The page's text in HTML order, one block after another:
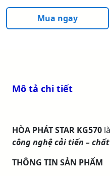
Mua ngay
Mô tả chi tiết
HÒA PHÁT STAR KG570
công nghệ cải tiến –
THÔNG TIN SẢN PHẨM